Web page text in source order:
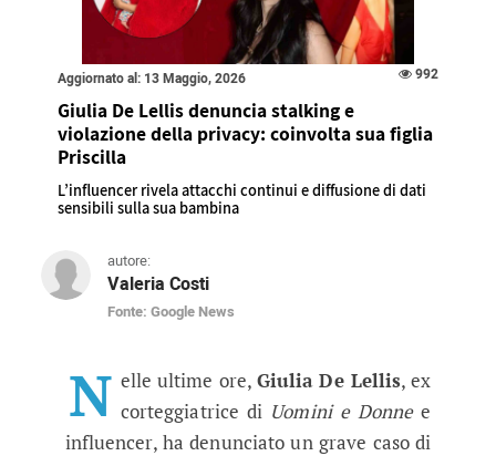
Aggiornato al: 13 Maggio, 2026 992
Giulia De Lellis denuncia stalking e
violazione della privacy: coinvolta sua figlia
Priscilla
L’influencer rivela attacchi continui e diffusione di dati
sensibili sulla sua bambina
autore:
Valeria Costi
Fonte: Google News
Giulia De Lellis denuncia
N elle ultime ore, Giulia De Lellis, ex
corteggiatrice di Uomini e Donnee
influencer, ha denunciato un grave caso di